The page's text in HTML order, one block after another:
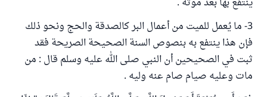
3- ما يُعمل للميت من أعمال البر كالصدقة والحج ونحو ذلك
فإن هذا ينتفع به بنصوص السنة الصحيحة الصريحة فقد
ثبت في الصحيحين أن النبي صلى الله عليه وسلم قال : من
مات وعليه صيام صام عنه وليه .